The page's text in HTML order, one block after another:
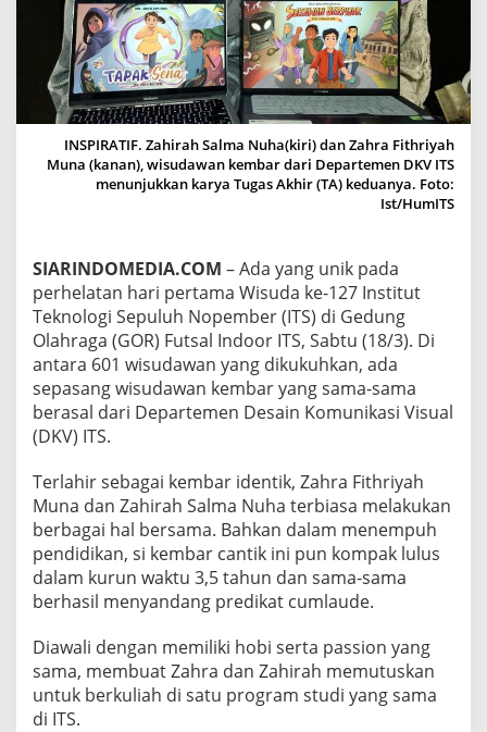
A
T
I
F
,
M
A
H
A
S
A
E
M
B
A
R
I
T
U
L
U
S
C
U
M
L
A
U
D
E
INSPIRATIF. Zahirah Salma Nuha(kiri) dan Zahra Fithriyah
Muna (kanan), wisudawan kembar dari Departemen DKV ITS
menunjukkan karya Tugas Akhir (TA) keduanya. Foto:
Ist/HumITS
SIARINDOMEDIA.COM – Ada yang unik pada
perhelatan hari pertama Wisuda ke-127 Institut
Teknologi Sepuluh Nopember (ITS) di Gedung
Olahraga (GOR) Futsal Indoor ITS, Sabtu (18/3). Di
antara 601 wisudawan yang dikukuhkan, ada
sepasang wisudawan kembar yang sama-sama
berasal dari Departemen Desain Komunikasi Visual
(DKV) ITS.
Terlahir sebagai kembar identik, Zahra Fithriyah
Muna dan Zahirah Salma Nuha terbiasa melakukan
berbagai hal bersama. Bahkan dalam menempuh
pendidikan, si kembar cantik ini pun kompak lulus
dalam kurun waktu 3,5 tahun dan sama-sama
berhasil menyandang predikat cumlaude.
Diawali dengan memiliki hobi serta passion yang
sama, membuat Zahra dan Zahirah memutuskan
untuk berkuliah di satu program studi yang sama
di ITS.